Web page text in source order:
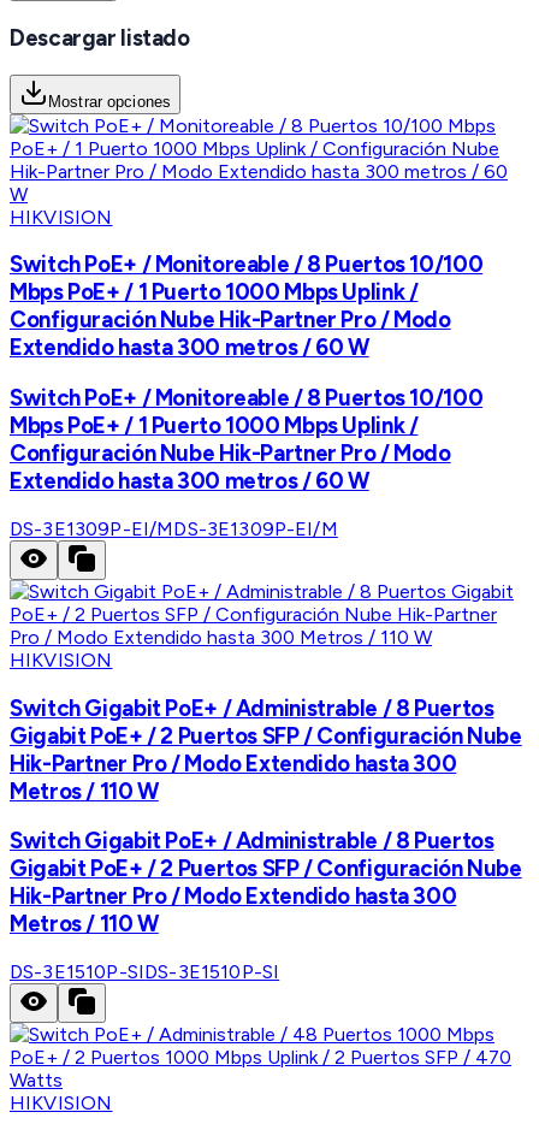
Descargar listado
Mostrar opciones
HIKVISION
Switch PoE+ / Monitoreable / 8 Puertos 10/100
Mbps PoE+ / 1 Puerto 1000 Mbps Uplink /
Configuración Nube Hik-Partner Pro / Modo
Extendido hasta 300 metros / 60 W
Switch PoE+ / Monitoreable / 8 Puertos 10/100
Mbps PoE+ / 1 Puerto 1000 Mbps Uplink /
Configuración Nube Hik-Partner Pro / Modo
Extendido hasta 300 metros / 60 W
DS-3E1309P-EI/MDS-3E1309P-EI/M
HIKVISION
Switch Gigabit PoE+ / Administrable / 8 Puertos
Gigabit PoE+ / 2 Puertos SFP / Configuración Nube
Hik-Partner Pro / Modo Extendido hasta 300
Metros / 110 W
Switch Gigabit PoE+ / Administrable / 8 Puertos
Gigabit PoE+ / 2 Puertos SFP / Configuración Nube
Hik-Partner Pro / Modo Extendido hasta 300
Metros / 110 W
DS-3E1510P-SIDS-3E1510P-SI
HIKVISION